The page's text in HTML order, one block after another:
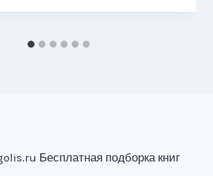
Бесплатная подборка книг